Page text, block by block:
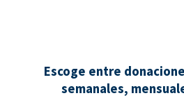
Escoge entre
semanales,